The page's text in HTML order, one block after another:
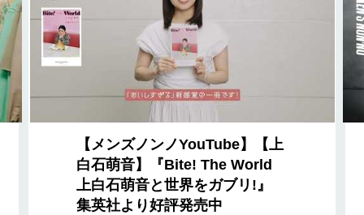
【メンズノンノYouTube】【上
白石萌音】『Bite! The World
上白石萌音と世界をガブリ!』
集英社より好評発売中